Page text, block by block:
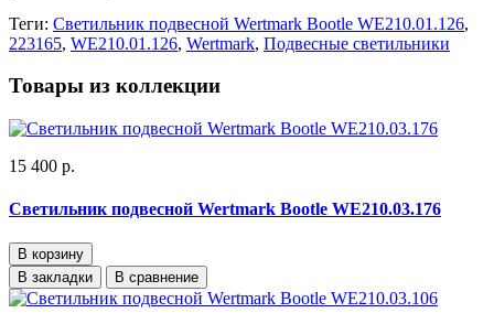
Теги: Светильник подвесной Wertmark Bootle WE210.01.126,
223165, WE210.01.126, Wertmark, Подвесные светильники
Товары из коллекции
15 400 р.
Светильник подвесной Wertmark Bootle WE210.03.176
В корзину
В закладки
В сравнение